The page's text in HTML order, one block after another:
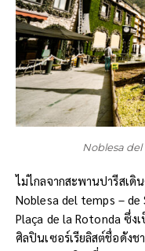
Noblesa
ไม่ไกลจากสะพานปารีสเ
Noblesa del temps –
Plaça de la Rotonda ซึ่ง
ศิลปินเซอร์เรียลิสต์ชื่อดังช